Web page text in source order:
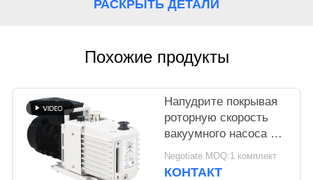
КОНФИДЕНЦИАЛЬНОСТИ
РАСКРЫТЬ ДЕТАЛИ
Похожие продукты
Напудрите покрывая
роторную скорость
вакуумного насоса 16
CBM/H лопасти 0,55
KW силы DRV16
Negotiate MOQ:1 комплект
КОНТАКТ